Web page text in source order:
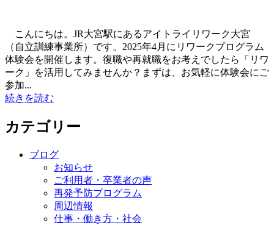
こんにちは。JR大宮駅にあるアイトライリワーク大宮
（自立訓練事業所）です。2025年4月にリワークプログラム
体験会を開催します。復職や再就職をお考えでしたら「リワ
ーク」を活用してみませんか？まずは、お気軽に体験会にご
参加...
続きを読む
カテゴリー
ブログ
お知らせ
ご利用者・卒業者の声
再発予防プログラム
周辺情報
仕事・働き方・社会